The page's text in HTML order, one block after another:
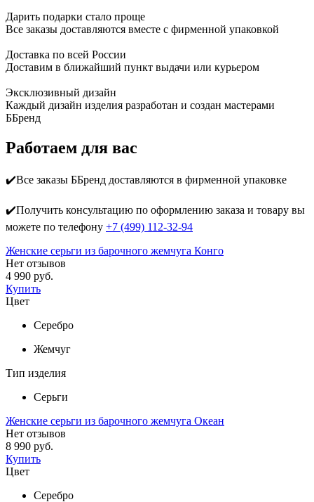
Дарить подарки стало проще
Все заказы доставляются вместе c фирменной упаковкой
Доставка по всей России
Доставим в ближайший пункт выдачи или курьером
Эксклюзивный дизайн
Каждый дизайн изделия разработан и создан мастерами
ББренд
Работаем для вас
✔️Все заказы ББренд доставляются в фирменной упаковке
✔️Получить консультацию по оформлению заказа и товару вы
можете по телефону +7 (499) 112-32-94
Женские серьги из барочного жемчуга Конго
Нет отзывов
4 990 руб.
Купить
Цвет
Серебро
Жемчуг
Тип изделия
Серьги
Женские серьги из барочного жемчуга Океан
Нет отзывов
8 990 руб.
Купить
Цвет
Серебро